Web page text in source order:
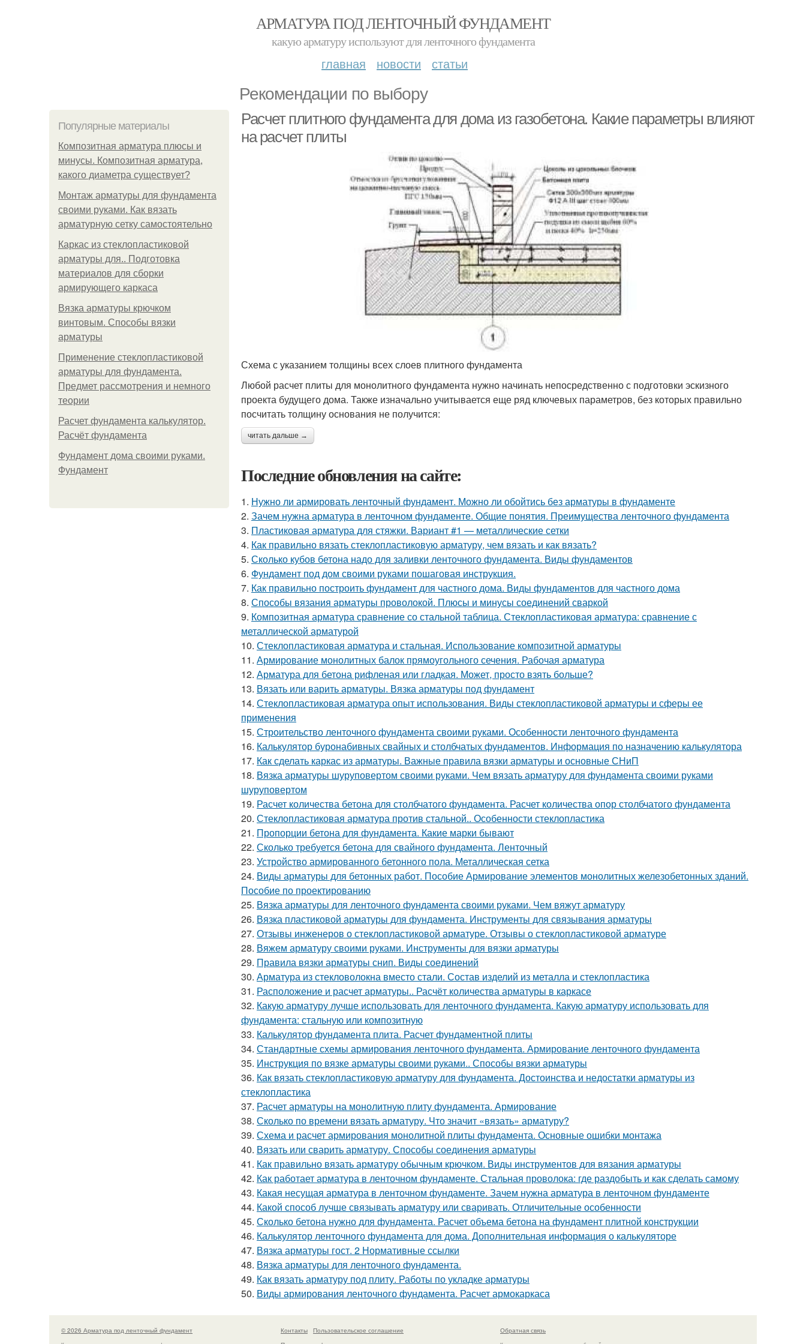
АРМАТУРА ПОД ЛЕНТОЧНЫЙ ФУНДАМЕНТ
какую арматуру используют для ленточного фундамента
главная новости статьи
Рекомендации по выбору
Популярные материалы
Композитная арматура плюсы и
минусы. Композитная арматура,
какого диаметра существует?
Монтаж арматуры для фундамента
своими руками. Как вязать
арматурную сетку самостоятельно
Каркас из стеклопластиковой
арматуры для.. Подготовка
материалов для сборки
армирующего каркаса
Вязка арматуры крючком
винтовым. Способы вязки
арматуры
Применение стеклопластиковой
арматуры для фундамента.
Предмет рассмотрения и немного
теории
Расчет фундамента калькулятор.
Расчёт фундамента
Фундамент дома своими руками.
Фундамент
Расчет плитного фундамента для дома из газобетона. Какие параметры влияют
на расчет плиты
Схема с указанием толщины всех слоев плитного фундамента
Любой расчет плиты для монолитного фундамента нужно начинать непосредственно с подготовки эскизного
проекта будущего дома. Также изначально учитывается еще ряд ключевых параметров, без которых правильно
посчитать толщину основания не получится:
читать дальше →
Последние обновления на сайте:
1. Нужно ли армировать ленточный фундамент. Можно ли обойтись без арматуры в фундаменте
2. Зачем нужна арматура в ленточном фундаменте. Общие понятия. Преимущества ленточного фундамента
3. Пластиковая арматура для стяжки. Вариант #1 — металлические сетки
4. Как правильно вязать стеклопластиковую арматуру, чем вязать и как вязать?
5. Сколько кубов бетона надо для заливки ленточного фундамента. Виды фундаментов
6. Фундамент под дом своими руками пошаговая инструкция.
7. Как правильно построить фундамент для частного дома. Виды фундаментов для частного дома
8. Способы вязания арматуры проволокой. Плюсы и минусы соединений сваркой
9. Композитная арматура сравнение со стальной таблица. Стеклопластиковая арматура: сравнение с
металлической арматурой
10. Стеклопластиковая арматура и стальная. Использование композитной арматуры
11. Армирование монолитных балок прямоугольного сечения. Рабочая арматура
12. Арматура для бетона рифленая или гладкая. Может, просто взять больше?
13. Вязать или варить арматуры. Вязка арматуры под фундамент
14. Стеклопластиковая арматура опыт использования. Виды стеклопластиковой арматуры и сферы ее
применения
15. Строительство ленточного фундамента своими руками. Особенности ленточного фундамента
16. Калькулятор буронабивных свайных и столбчатых фундаментов. Информация по назначению калькулятора
17. Как сделать каркас из арматуры. Важные правила вязки арматуры и основные СНиП
18. Вязка арматуры шуруповертом своими руками. Чем вязать арматуру для фундамента своими руками
шуруповертом
19. Расчет количества бетона для столбчатого фундамента. Расчет количества опор столбчатого фундамента
20. Стеклопластиковая арматура против стальной.. Особенности стеклопластика
21. Пропорции бетона для фундамента. Какие марки бывают
22. Сколько требуется бетона для свайного фундамента. Ленточный
23. Устройство армированного бетонного пола. Металлическая сетка
24. Виды арматуры для бетонных работ. Пособие Армирование элементов монолитных железобетонных зданий.
Пособие по проектированию
25. Вязка арматуры для ленточного фундамента своими руками. Чем вяжут арматуру
26. Вязка пластиковой арматуры для фундамента. Инструменты для связывания арматуры
27. Отзывы инженеров о стеклопластиковой арматуре. Отзывы о стеклопластиковой арматуре
28. Вяжем арматуру своими руками. Инструменты для вязки арматуры
29. Правила вязки арматуры снип. Виды соединений
30. Арматура из стекловолокна вместо стали. Состав изделий из металла и стеклопластика
31. Расположение и расчет арматуры.. Расчёт количества арматуры в каркасе
32. Какую арматуру лучше использовать для ленточного фундамента. Какую арматуру использовать для
фундамента: стальную или композитную
33. Калькулятор фундамента плита. Расчет фундаментной плиты
34. Стандартные схемы армирования ленточного фундамента. Армирование ленточного фундамента
35. Инструкция по вязке арматуры своими руками.. Способы вязки арматуры
36. Как вязать стеклопластиковую арматуру для фундамента. Достоинства и недостатки арматуры из
стеклопластика
37. Расчет арматуры на монолитную плиту фундамента. Армирование
38. Сколько по времени вязать арматуру. Что значит «вязать» арматуру?
39. Схема и расчет армирования монолитной плиты фундамента. Основные ошибки монтажа
40. Вязать или сварить арматуру. Способы соединения арматуры
41. Как правильно вязать арматуру обычным крючком. Виды инструментов для вязания арматуры
42. Как работает арматура в ленточном фундаменте. Стальная проволока: где раздобыть и как сделать самому
43. Какая несущая арматура в ленточном фундаменте. Зачем нужна арматура в ленточном фундаменте
44. Какой способ лучше связывать арматуру или сваривать. Отличительные особенности
45. Сколько бетона нужно для фундамента. Расчет объема бетона на фундамент плитной конструкции
46. Калькулятор ленточного фундамента для дома. Дополнительная информация о калькуляторе
47. Вязка арматуры гост. 2 Нормативные ссылки
48. Вязка арматуры для ленточного фундамента.
49. Как вязать арматуру под плиту. Работы по укладке арматуры
50. Виды армирования ленточного фундамента. Расчет армокаркаса
© 2026 Арматура под ленточный фундамент Контакты
Пользовательское соглашение
Обратная связь